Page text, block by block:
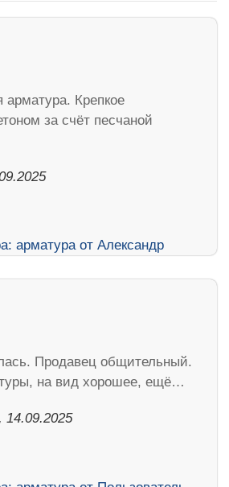
Крепкое
за счёт песчаной
Продавец общительный.
на вид хорошее, ещё…